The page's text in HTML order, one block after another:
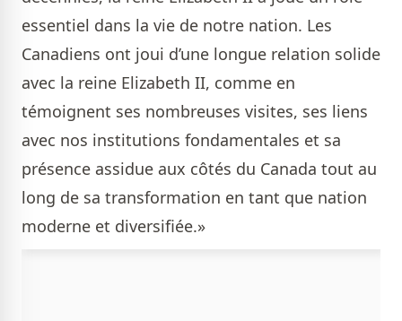
essentiel dans la vie de notre nation. Les
Canadiens ont joui d’une longue relation solide
avec la reine Elizabeth II, comme en
témoignent ses nombreuses visites, ses liens
avec nos institutions fondamentales et sa
présence assidue aux côtés du Canada tout au
long de sa transformation en tant que nation
moderne et diversifiée.»